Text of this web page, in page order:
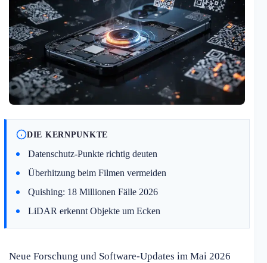
DIE KERNPUNKTE
Datenschutz-Punkte richtig deuten
Überhitzung beim Filmen vermeiden
Quishing: 18 Millionen Fälle 2026
LiDAR erkennt Objekte um Ecken
Neue Forschung und Software-Updates im Mai 2026